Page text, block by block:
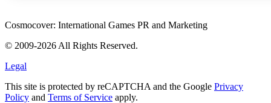
Cosmocover: International Games PR and Marketing
© 2009-2026 All Rights Reserved.
Legal
This site is protected by reCAPTCHA and the Google Privacy
Policy and Terms of Service apply.